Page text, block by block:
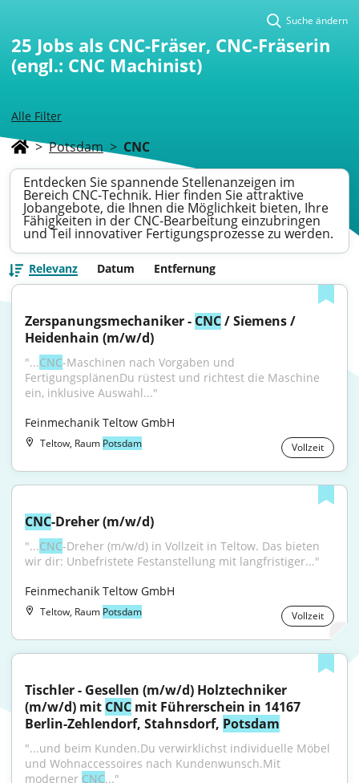
Alle Filter
Suche ändern
25 Jobs als CNC-Fräser, CNC-Fräserin
(engl.: CNC Machinist)
> Potsdam > CNC
Entdecken Sie spannende Stellenanzeigen im
Bereich CNC-Technik. Hier finden Sie attraktive
Jobangebote, die Ihnen die Möglichkeit bieten, Ihre
Fähigkeiten in der CNC-Bearbeitung einzubringen
und Teil innovativer Fertigungsprozesse zu werden.
Relevanz Datum Entfernung
Zerspanungsmechaniker - CNC / Siemens /
Heidenhain (m/w/d)
"...CNC-Maschinen nach Vorgaben und
FertigungsplänenDu rüstest und richtest die Maschine
ein, inklusive Auswahl..."
Feinmechanik Teltow GmbH
Teltow, Raum Potsdam Vollzeit
CNC-Dreher (m/w/d)
"...CNC-Dreher (m/w/d) in Vollzeit in Teltow. Das bieten
wir dir: Unbefristete Festanstellung mit langfristiger..."
Feinmechanik Teltow GmbH
Teltow, Raum Potsdam Vollzeit
Tischler - Gesellen (m/w/d) Holztechniker
(m/w/d) mit CNC mit Führerschein in 14167
Berlin-Zehlendorf, Stahnsdorf, Potsdam
"...und beim Kunden.Du verwirklichst individuelle Möbel
und Wohnaccessoires nach Kundenwunsch.Mit
moderner CNC..."